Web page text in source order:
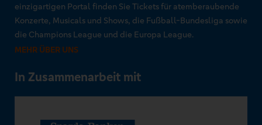
einzigartigen Portal finden Sie Tickets für atemberaubende
Konzerte, Musicals und Shows, die Fußball-Bundesliga sowie
die Champions League und die Europa League.
MEHR ÜBER UNS
In Zusammenarbeit mit